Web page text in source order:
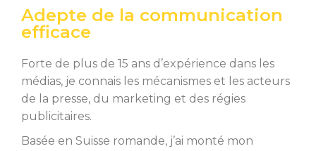
Adepte de la communication
efficace
Forte de plus de 15 ans d’expérience dans les
médias, je connais les mécanismes et les acteurs
de la presse, du marketing et des régies
publicitaires.
Basée en Suisse romande, j’ai monté mon